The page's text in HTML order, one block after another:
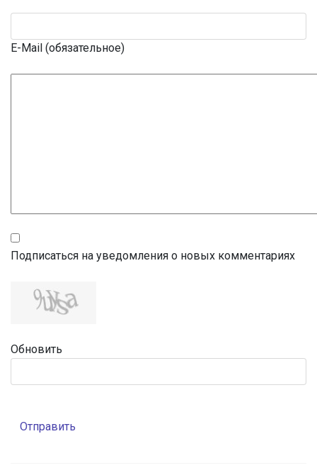
E-Mail (обязательное)
Подписаться на уведомления о новых комментариях
Обновить
Отправить